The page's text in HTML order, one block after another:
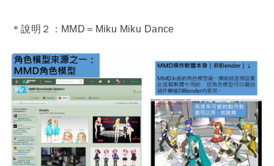
＊說明２：MMD＝Miku Miku Dance